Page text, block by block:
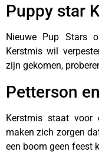
Puppy star
Nieuwe Pup Stars
Kerstmis wil
zijn gekomen,
Petterson
Kerstmis staat voor
maken zich zorgen
een boom geen feest